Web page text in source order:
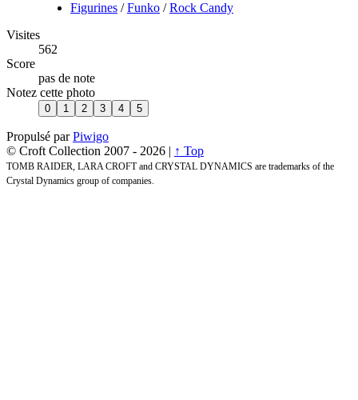
Figurines /Funko /Rock Candy
Visites
562
Score
pas de note
Notez cette photo
Propulsé parPiwigo
© Croft Collection 2007 - 2026 | ↑ Top
TOMB RAIDER, LARA CROFT and CRYSTAL DYNAMICS are trademarks of the
Crystal Dynamics group of companies.